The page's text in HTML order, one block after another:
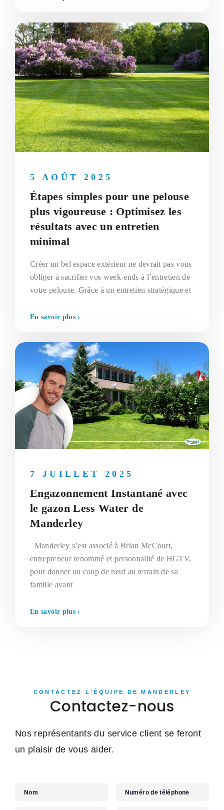
Étapes simples pour une pelouse
plus vigoureuse : Optimisez les
résultats avec un entretien
minimal
5 AOÛT 2025
Créer un bel espace extérieur ne devrait pas vous
obliger à sacrifier vos week-ends à l’entretien de
votre pelouse. Grâce à un entretien stratégique et
En savoir plus ›
Engazonnement Instantané avec
le gazon Less Water de
Manderley
7 JUILLET 2025
Manderley s’est associé à Brian McCourt,
entrepreneur renommé et personnalité de HGTV,
pour donner un coup de neuf au terrain de sa
famille avant
En savoir plus ›
CONTACTEZ L'ÉQUIPE DE MANDERLEY
Contactez-nous
Nos représentants du service client se feront
un plaisir de vous aider.
Nom Numéro de téléphone